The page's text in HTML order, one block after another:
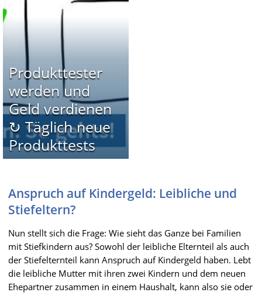
Produkttester
werden und
Geld verdienen
↻ Täglich neue
Produkttests
Anspruch auf Kindergeld: Leibliche und
Stiefeltern?
Nun stellt sich die Frage: Wie sieht das Ganze bei Familien
mit Stiefkindern aus? Sowohl der leibliche Elternteil als auch
der Stiefelternteil kann Anspruch auf Kindergeld haben. Lebt
die leibliche Mutter mit ihren zwei Kindern und dem neuen
Ehepartner zusammen in einem Haushalt, kann also sie oder